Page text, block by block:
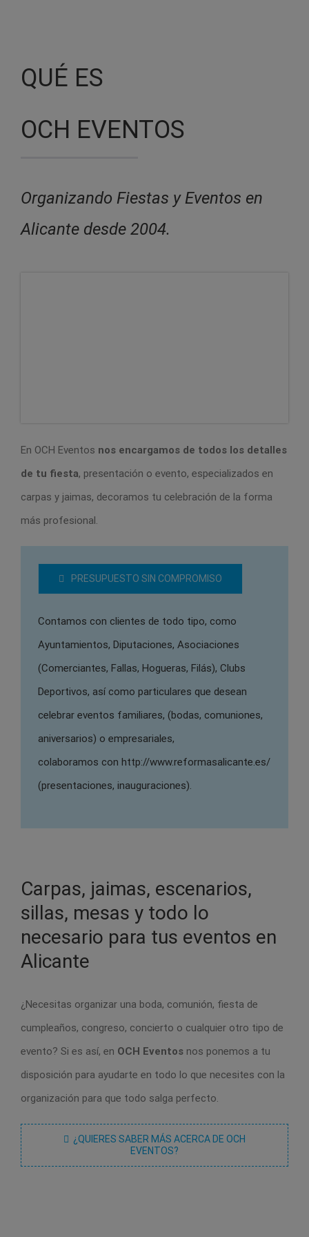
QUÉ ES
OCH EVENTOS
Organizando Fiestas y Eventos en
Alicante desde 2004.
En OCH Eventos nos encargamos de todos los detalles
de tu fiesta, presentación o evento, especializados en
carpas y jaimas, decoramos tu celebración de la forma
más profesional.
PRESUPUESTO SIN COMPROMISO
Contamos con clientes de todo tipo, como
Ayuntamientos, Diputaciones, Asociaciones
(Comerciantes, Fallas, Hogueras, Filás), Clubs
Deportivos, así como particulares que desean
celebrar eventos familiares, (bodas, comuniones,
aniversarios) o empresariales,
colaboramos con http://www.reformasalicante.es/
(presentaciones, inauguraciones).
Carpas, jaimas, escenarios,
sillas, mesas y todo lo
necesario para tus eventos en
Alicante
¿Necesitas organizar una boda, comunión, fiesta de
cumpleaños, congreso, concierto o cualquier otro tipo de
evento? Si es así, en OCH Eventos nos ponemos a tu
disposición para ayudarte en todo lo que necesites con la
organización para que todo salga perfecto.
¿QUIERES SABER MÁS ACERCA DE OCH
EVENTOS?